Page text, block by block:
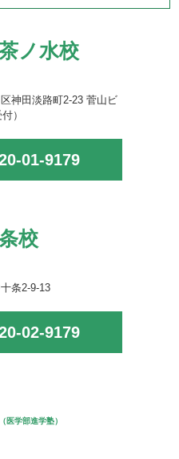
ノ水校
神田淡路町2-23 菅山ビ
）
01-9179
校
条2-9-13
02-9179
（医学部進学塾）